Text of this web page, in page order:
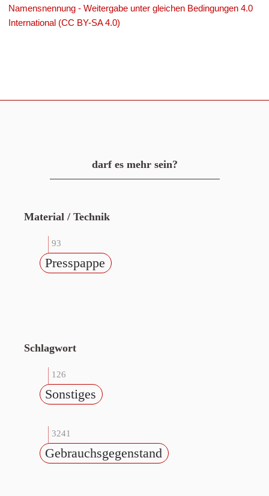
Namensnennung - Weitergabe unter gleichen Bedingungen 4.0
International (CC BY-SA 4.0)
darf es mehr sein?
Material / Technik
93
Presspappe
Schlagwort
126
Sonstiges
3241
Gebrauchsgegenstand